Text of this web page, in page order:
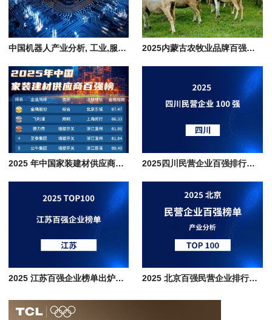
中国机器人产业分析, 工业,服务,特种,人形,物流,农业,教育,建筑机器人企业 2025内蒙古农牧业品牌百强价值榜企业名单, 伊利和蒙牛品牌价值共占比51%
2025 年中国家装建材供应商百强榜 TOP100 企业名单 2025四川民营企业百强排行榜单分析，传统根基与新兴动能的巴蜀经济图谱
2025 江苏百强企业榜单出炉，制造业占比超七成，排行榜深度解析 2025 北京百强民营企业排行榜单，数字经济+高端制造+现代服务产业协同发展